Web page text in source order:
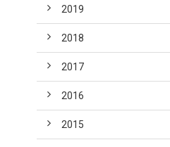
2019
2018
2017
2016
2015